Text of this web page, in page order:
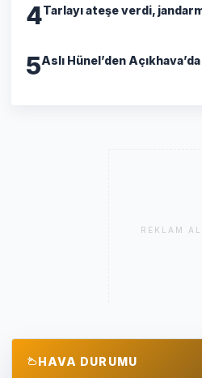
4Tarlayı ateşe verdi,
5Aslı Hünel’den
REKLAM
HAVA DURUMU